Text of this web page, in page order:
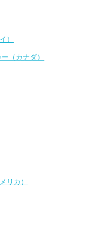
）
（カナダ）
リカ）